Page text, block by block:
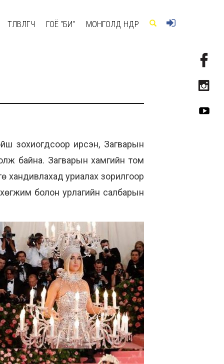
ТӨЛӨВЛӨГЧ ГОЁ "БИ" МОНГОЛД ӨНӨӨДӨР
зохиогдсоор ирсэн, Загварын
байна. Загварын хамгийн том
хандивлахад уриалах зорилгоор
болон урлагийн салбарын